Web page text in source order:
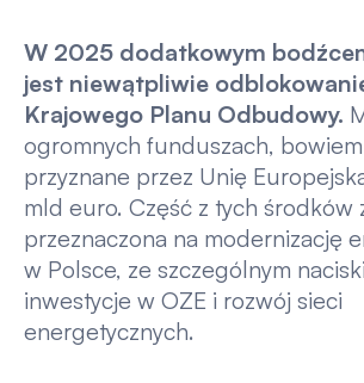
W 2025 dodatkowym
jest niewątpliwie
Krajowego Planu Odbudowy.
ogromnych funduszach,
przyznane przez Unię
mld euro. Część z tych środków
przeznaczona na modernizację
w Polsce, ze szczególnym
inwestycje w OZE i rozwój sieci
energetycznych.